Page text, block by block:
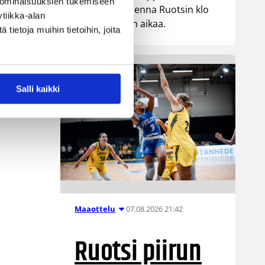
alan
tietoja muihin tietoihin, joita
Salli kaikki
kohtaa huomenna Ruotsin klo
19.30 Suomen aikaa.
Maaottelu 07.08.2026 21:42
Ruotsi piirun